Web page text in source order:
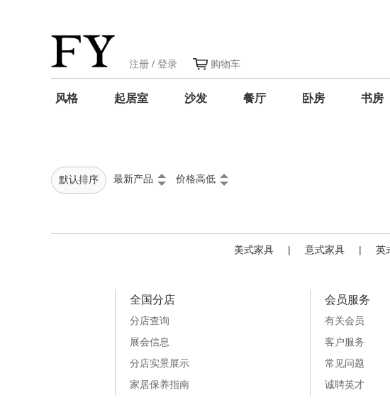
注册 / 登录 购物车
风格 起居室 沙发 餐厅 卧房 书房
默认排序 最新产品 价格高低
美式家具 | 意式家具 | 英
全国分店
分店查询
展会信息
分店实景展示
家居保养指南
会员服务
有关会员
客户服务
常见问题
诚聘英才